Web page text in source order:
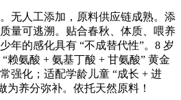
人工添加，原料供应链成熟。添
量可逃溯。贴合春秋、体质、喂养
年的感化具有 “不成替代性”。8 岁
赖氨酸 + 氨基丁酸 + 甘氨酸” 黄金
强化；适配学龄儿童 “成长 + 进
为养分弥补。依托天然原料！